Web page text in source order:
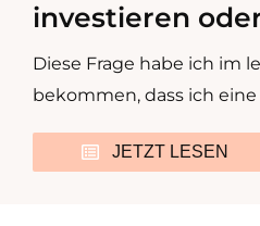
investieren
Diese Frage habe ich im
bekommen, dass ich eine
JETZT LESEN